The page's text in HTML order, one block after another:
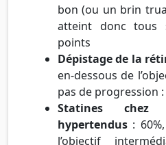
bon (ou un brin
atteint donc tous
points
Dépistage de la
en-dessous de
pas de progression
Statines chez
hypertendus :
l’objectif